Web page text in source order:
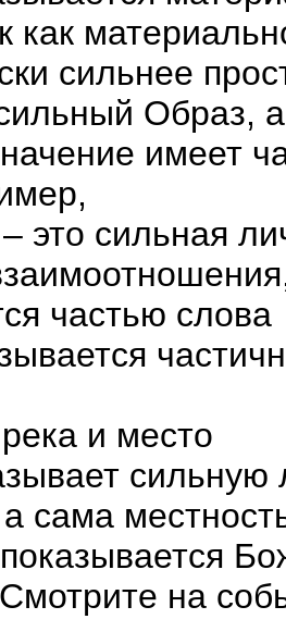
как
сильнее
Образ, а
имеет
сильная
частью слова
и место
сильную
сама
на